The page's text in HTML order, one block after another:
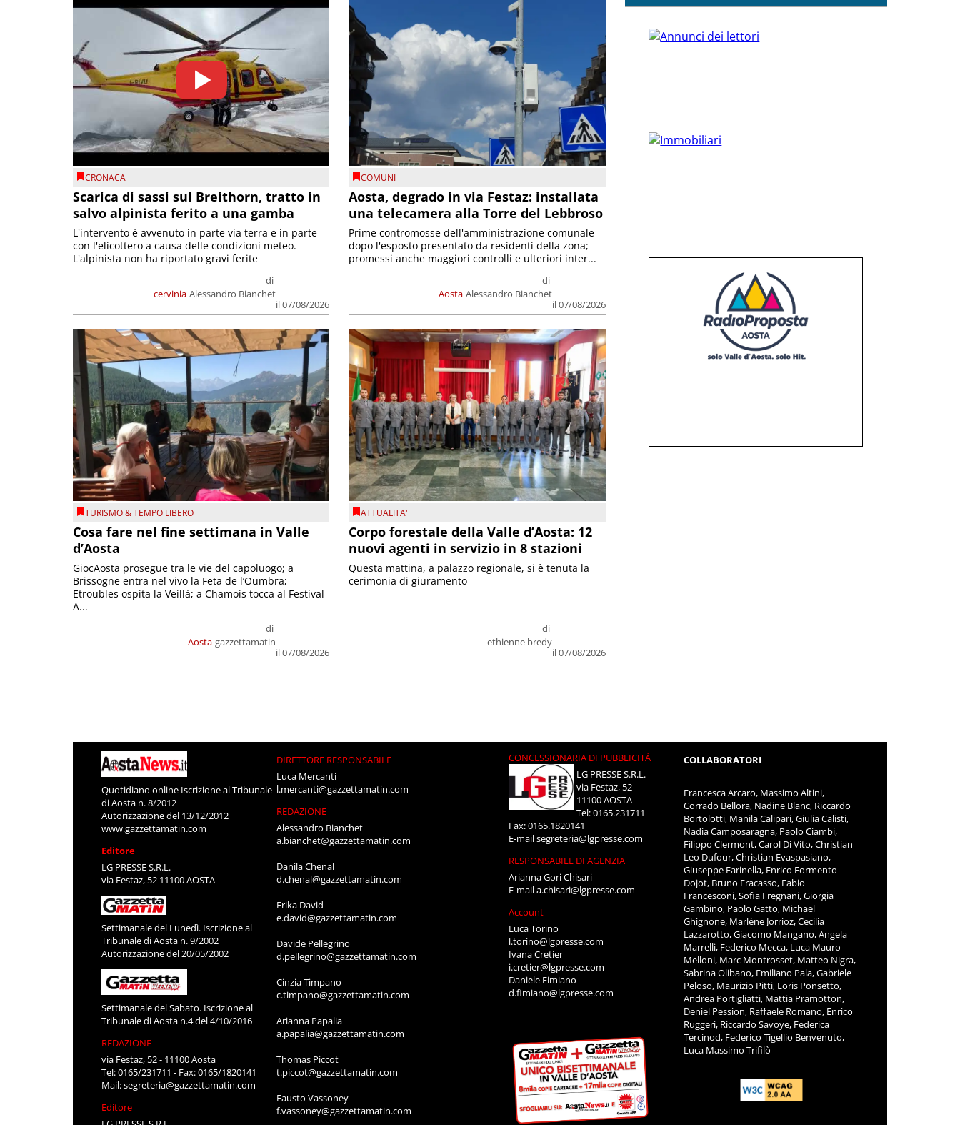
CRONACA
Scarica di sassi sul Breithorn, tratto in
salvo alpinista ferito a una gamba
cervinia
di
Alessandro Bianchet
il 07/08/2026
L'intervento è avvenuto in parte via terra e in parte
con l'elicottero a causa delle condizioni meteo.
L'alpinista non ha riportato gravi ferite
COMUNI
Aosta, degrado in via Festaz: installata
una telecamera alla Torre del Lebbroso
Aosta
di
Alessandro Bianchet
il 07/08/2026
Prime contromosse dell'amministrazione comunale
dopo l'esposto presentato da residenti della zona;
promessi anche maggiori controlli e ulteriori inter...
TURISMO & TEMPO LIBERO
Cosa fare nel fine settimana in Valle
d’Aosta
Aosta
di
gazzettamatin
il 07/08/2026
GiocAosta prosegue tra le vie del capoluogo; a
Brissogne entra nel vivo la Feta de l’Oumbra;
Etroubles ospita la Veillà; a Chamois tocca al Festival
A...
ATTUALITA'
Corpo forestale della Valle d’Aosta: 12
nuovi agenti in servizio in 8 stazioni
di
ethienne bredy
il 07/08/2026
Questa mattina, a palazzo regionale, si è tenuta la
cerimonia di giuramento
Quotidiano online Iscrizione al Tribunale
di Aosta n. 8/2012
Autorizzazione del 13/12/2012
www.gazzettamatin.com
Editore
LG PRESSE S.R.L.
via Festaz, 52 11100 AOSTA
Settimanale del Lunedì. Iscrizione al
Tribunale di Aosta n. 9/2002
Autorizzazione del 20/05/2002
Settimanale del Sabato. Iscrizione al
Tribunale di Aosta n.4 del 4/10/2016
REDAZIONE
via Festaz, 52 - 11100 Aosta
Tel: 0165/231711 - Fax: 0165/1820141
Mail:segreteria@gazzettamatin.com
Editore
DIRETTORE RESPONSABILE
Luca Mercanti
l.mercanti@gazzettamatin.com
REDAZIONE
Alessandro Bianchet
a.bianchet@gazzettamatin.com
Danila Chenal
d.chenal@gazzettamatin.com
Erika David
e.david@gazzettamatin.com
Davide Pellegrino
d.pellegrino@gazzettamatin.com
Cinzia Timpano
c.timpano@gazzettamatin.com
Arianna Papalia
a.papalia@gazzettamatin.com
Thomas Piccot
t.piccot@gazzettamatin.com
Fausto Vassoney
f.vassoney@gazzettamatin.com
CONCESSIONARIA DI PUBBLICITÀ
LG PRESSE S.R.L.
via Festaz, 52
11100 AOSTA
Tel: 0165.231711
Fax: 0165.1820141
E-mailsegreteria@lgpresse.com
RESPONSABILE DI AGENZIA
Arianna Gori Chisari
E-maila.chisari@lgpresse.com
Account
Luca Torino
l.torino@lgpresse.com
Ivana Cretier
i.cretier@lgpresse.com
Daniele Fimiano
d.fimiano@lgpresse.com
COLLABORATORI
Francesca Arcaro, Massimo Altini,
Corrado Bellora, Nadine Blanc, Riccardo
Bortolotti, Manila Calipari, Giulia Calisti,
Nadia Camposaragna, Paolo Ciambi,
Filippo Clermont, Carol Di Vito, Christian
Leo Dufour, Christian Evaspasiano,
Giuseppe Farinella, Enrico Formento
Dojot, Bruno Fracasso, Fabio
Francesconi, Sofia Fregnani, Giorgia
Gambino, Paolo Gatto, Michael
Ghignone, Marlène Jorrioz, Cecilia
Lazzarotto, Giacomo Mangano, Angela
Marrelli, Federico Mecca, Luca Mauro
Melloni, Marc Montrosset, Matteo Nigra,
Sabrina Olibano, Emiliano Pala, Gabriele
Peloso, Maurizio Pitti, Loris Ponsetto,
Andrea Portigliatti, Mattia Pramotton,
Deniel Pession, Raffaele Romano, Enrico
Ruggeri, Riccardo Savoye, Federica
Tercinod, Federico Tigellio Benvenuto,
Luca Massimo Trifilò